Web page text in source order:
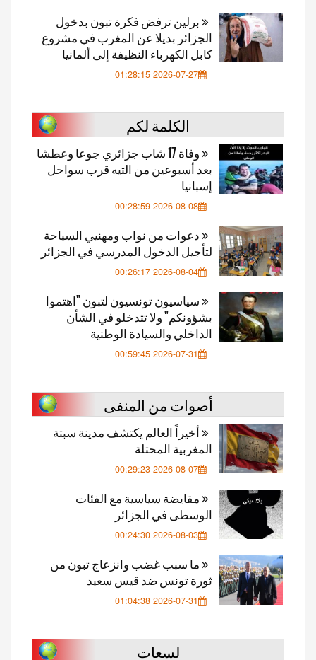
برلين ترفض فكرة تبون بدخول
الجزائر بديلا عن المغرب في مشروع
كابل الكهرباء النظيفة إلى ألمانيا
2026-07-27 01:28:15
الكلمة لكم
وفاة 17 شاب جزائري جوعا وعطشا
بعد أسبوعين من التيه قرب سواحل
إسبانيا
2026-08-08 00:28:59
دعوات من نواب ومهنيي السياحة
لتأجيل الدخول المدرسي في الجزائر
2026-08-04 00:26:17
سياسيون تونسيون لتبون "اهتموا
بشؤونكم" ولا تتدخلو في الشأن
الداخلي والسيادة الوطنية
2026-07-31 00:59:45
أصوات من المنفى
أخيراً العالم يكتشف مدينة سبتة
المغربية المحتلة
2026-08-07 00:29:23
مقايضة سياسية مع الفئات
الوسطى في الجزائر
2026-08-03 00:24:30
ما سبب غضب وانزعاج تبون من
ثورة تونس ضد قيس سعيد
2026-07-31 01:04:38
لسعات